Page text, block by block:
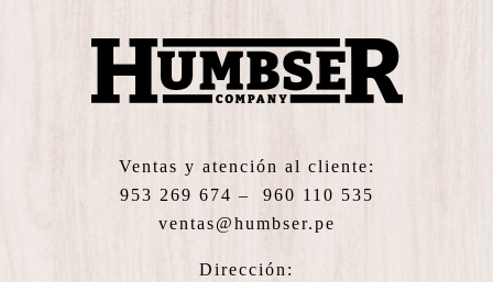
Ventas y atención al cliente:
953 269 674 – 960 110 535
ventas@humbser.pe
Dirección: